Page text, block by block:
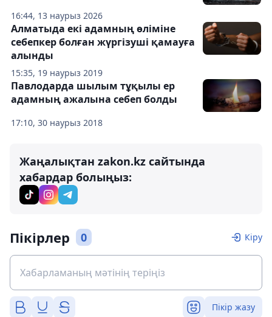
16:44, 13 наурыз 2026
15:35, 19 наурыз 2019
Алматыда екі адамның өліміне
себепкер болған жүргізуші қамауға
алынды
17:10, 30 наурыз 2018
Павлодарда шылым тұқылы ер
адамның ажалына себеп болды
Жаңалықтан zakon.kz сайтында
хабардар болыңыз:
Пікірлер 0 Кіру
Пікір жазу